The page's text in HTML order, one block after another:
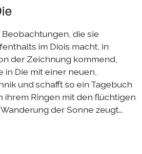
Januar 2026
November 2025
2025
Die 2025
die sie
im Diois macht, in
der Zeichnung kommend,
in Die mit einer neuen,
und schafft so ein Tagebuch
ihrem Ringen mit den flüchtigen
der Sonne zeugt...